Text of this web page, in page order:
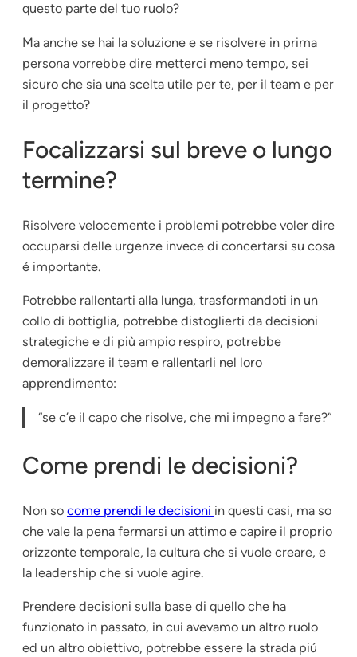
questo parte del tuo ruolo?
Ma anche se hai la soluzione e se risolvere in prima
persona vorrebbe dire metterci meno tempo, sei
sicuro che sia una scelta utile per te, per il team e per
il progetto?
Focalizzarsi sul breve o lungo
termine?
Risolvere velocemente i problemi potrebbe voler dire
occuparsi delle urgenze invece di concertarsi su cosa
é importante.
Potrebbe rallentarti alla lunga, trasformandoti in un
collo di bottiglia, potrebbe distoglierti da decisioni
strategiche e di più ampio respiro, potrebbe
demoralizzare il team e rallentarli nel loro
apprendimento:
“se c’e il capo che risolve, che mi impegno a fare?“
Come prendi le decisioni?
Non so come prendi le decisioni in questi casi, ma so
che vale la pena fermarsi un attimo e capire il proprio
orizzonte temporale, la cultura che si vuole creare, e
la leadership che si vuole agire.
Prendere decisioni sulla base di quello che ha
funzionato in passato, in cui avevamo un altro ruolo
ed un altro obiettivo, potrebbe essere la strada piú